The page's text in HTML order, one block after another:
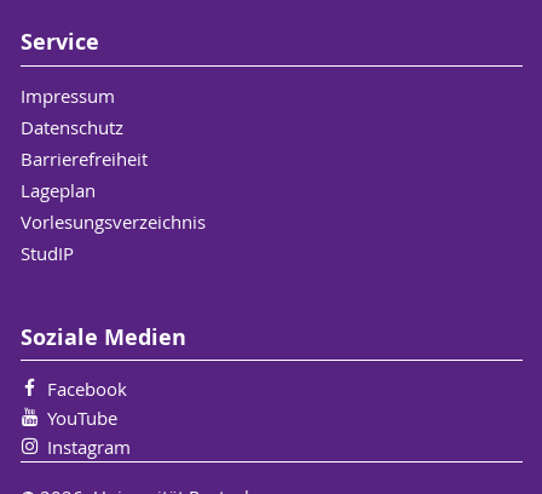
Service
Impressum
Datenschutz
Barrierefreiheit
Lageplan
Vorlesungsverzeichnis
StudIP
Soziale Medien
Facebook
YouTube
Instagram